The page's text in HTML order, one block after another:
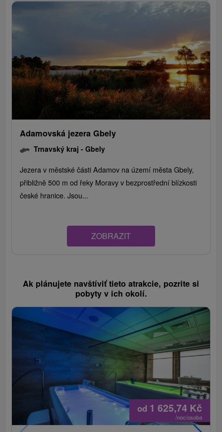
Adamovská jezera Gbely
Trnavský kraj -Gbely
Jezera v městské části Adamov na území města Gbely,
přibližně 500 m od řeky Moravy v bezprostřední blízkosti
české hranice. Jsou...
ZOBRAZIT
Ak plánujete navštíviť tieto atrakcie, pozrite si
pobyty v ich okolí.
od 1 625,74 Kč
/noc/osoba